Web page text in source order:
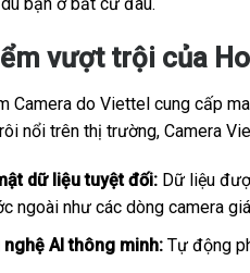
vượt trội của
Camera do Viettel cung cấp
nổi trên thị trường, Camera
dữ liệu tuyệt đối:Dữ liệu
ngoài như các dòng camera
nghệ AI thông minh:Tự động